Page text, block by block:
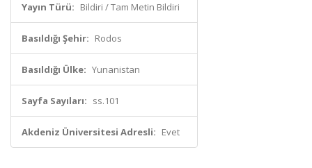
Yayın Türü: Bildiri / Tam Metin Bildiri
Basıldığı Şehir: Rodos
Basıldığı Ülke: Yunanistan
Sayfa Sayıları: ss.101
Akdeniz Üniversitesi Adresli: Evet